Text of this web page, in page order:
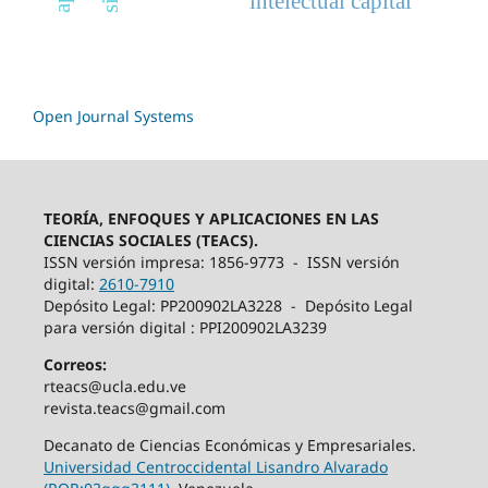
Open Journal Systems
TEORÍA, ENFOQUES Y APLICACIONES EN LAS
CIENCIAS SOCIALES (TEACS).
ISSN versión impresa: 1856-9773 - ISSN versión
digital: 2610-7910
Depósito Legal: PP200902LA3228 - Depósito Legal
para versión digital : PPI200902LA3239
Correos:
rteacs@ucla.edu.ve
revista.teacs@gmail.com
Decanato de Ciencias Económicas y Empresariales.
Universidad Centroccidental Lisandro Alvarado